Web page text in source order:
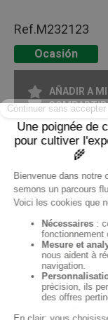
Ref.M232123
Ocasión
AÑADIR A
COMPARTIR
IMPRIMIR